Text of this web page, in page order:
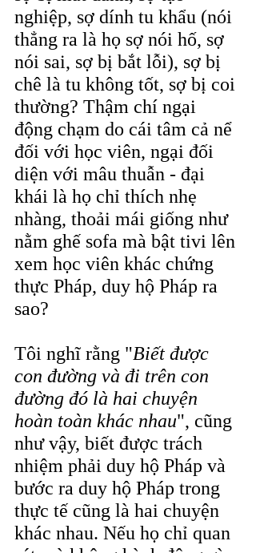
nghiệp, sợ dính tu khẩu (nói
thẳng ra là họ sợ nói hố, sợ
nói sai, sợ bị bắt lỗi), sợ bị
chê là tu không tốt, sợ bị coi
thường? Thậm chí ngại
động chạm do cái tâm cả nể
đối với học viên, ngại đối
diện với mâu thuẫn - đại
khái là họ chỉ thích nhẹ
nhàng, thoải mái giống như
nằm ghế sofa mà bật tivi lên
xem học viên khác chứng
thực Pháp, duy hộ Pháp ra
sao?
Tôi nghĩ rằng "Biết được
con đường và đi trên con
đường đó là hai chuyện
hoàn toàn khác nhau", cũng
như vậy, biết được trách
nhiệm phải duy hộ Pháp và
bước ra duy hộ Pháp trong
thực tế cũng là hai chuyện
khác nhau. Nếu họ chỉ quan